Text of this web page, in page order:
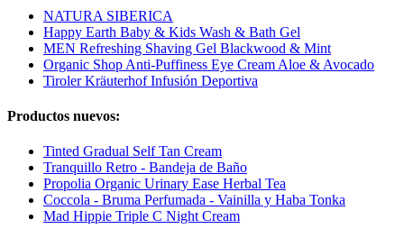
NATURA SIBERICA
Happy Earth Baby & Kids Wash & Bath Gel
MEN Refreshing Shaving Gel Blackwood & Mint
Organic Shop Anti-Puffiness Eye Cream Aloe & Avocado
Tiroler Kräuterhof Infusión Deportiva
Productos nuevos:
Tinted Gradual Self Tan Cream
Tranquillo Retro - Bandeja de Baño
Propolia Organic Urinary Ease Herbal Tea
Coccola - Bruma Perfumada - Vainilla y Haba Tonka
Mad Hippie Triple C Night Cream